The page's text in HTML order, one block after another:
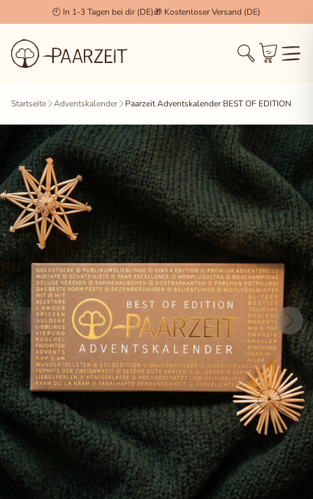
🕙 In 1-3 Tagen bei dir (DE)🎁 Kostenloser Versand (DE)
Startseite Adventskalender Paarzeit Adventskalender BEST OF EDITION
Cookie Einstellungen ×
Technisch notwendig (Essenziell)
Diese Cookies werden zwingend benötigt, damit die
Session, der Login und der Warenkorb
(WooCommerce) korrekt funktionieren.
Statistiken & Analyse
Erlaubt uns, anonymisierte Daten über das
Nutzerverhalten zu sammeln, um unseren Shop stetig
zu verbessern.
Marketing & Tracking
Wird verwendet, um dir für dich relevante Inhalte und
Werbung anzuzeigen (z.B. Facebook Pixel, Pinterest).
Auswahl speichern Alle akzeptieren